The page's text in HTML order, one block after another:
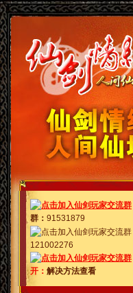
群 ： 91531879
121002276
开： 解决方法查看